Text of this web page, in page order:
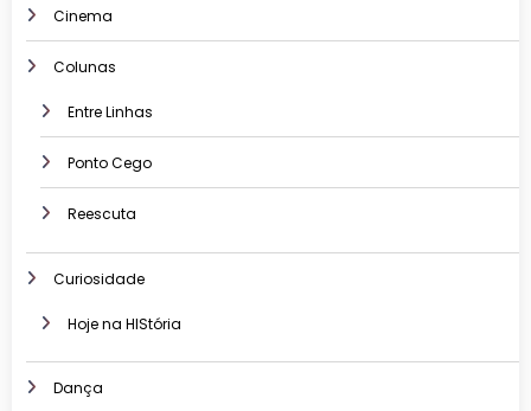
Cinema
Colunas
Entre Linhas
Ponto Cego
Reescuta
Curiosidade
Hoje na HIStória
Dança